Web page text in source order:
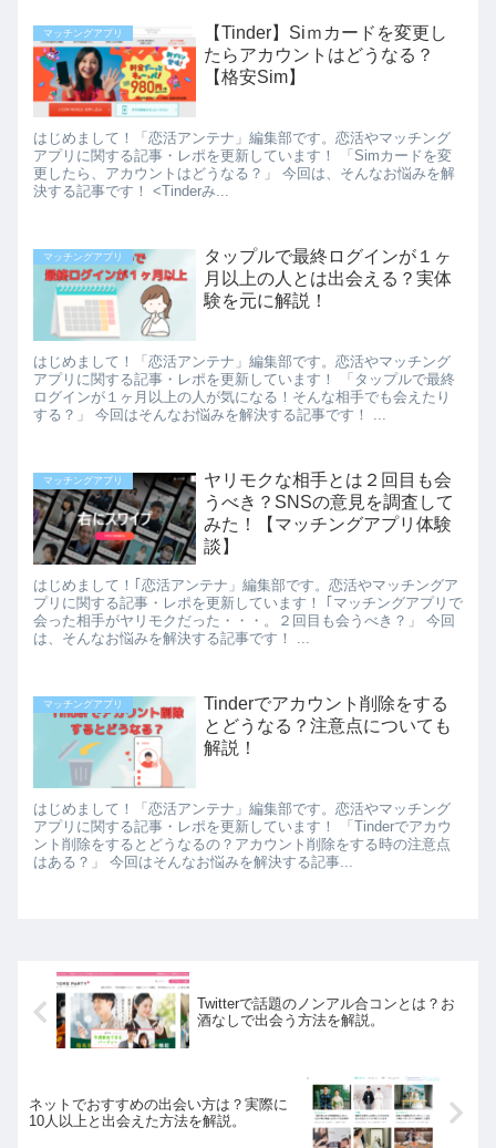
マッチングアプリ
【Tinder】Siｍカードを変更し
たらアカウントはどうなる？
【格安Sim】
はじめまして！「恋活アンテナ」編集部です。恋活やマッチング
アプリに関する記事・レポを更新しています！ 「Simカードを変
更したら、アカウントはどうなる？」 今回は、そんなお悩みを解
決する記事です！ <Tinderみ...
マッチングアプリ
タップルで最終ログインが１ヶ
月以上の人とは出会える？実体
験を元に解説！
はじめまして！「恋活アンテナ」編集部です。恋活やマッチング
アプリに関する記事・レポを更新しています！ 「タップルで最終
ログインが１ヶ月以上の人が気になる！そんな相手でも会えたり
する？」 今回はそんなお悩みを解決する記事です！ ...
マッチングアプリ
ヤリモクな相手とは２回目も会
うべき？SNSの意見を調査して
みた！【マッチングアプリ体験
談】
はじめまして！｢恋活アンテナ」編集部です。恋活やマッチングア
プリに関する記事・レポを更新しています！ ｢マッチングアプリで
会った相手がヤリモクだった・・・。２回目も会うべき？」 今回
は、そんなお悩みを解決する記事です！ ...
マッチングアプリ
Tinderでアカウント削除をする
とどうなる？注意点についても
解説！
はじめまして！「恋活アンテナ」編集部です。恋活やマッチング
アプリに関する記事・レポを更新しています！ 「Tinderでアカウ
ント削除をするとどうなるの？アカウント削除をする時の注意点
はある？」 今回はそんなお悩みを解決する記事...
Twitterで話題のノンアル合コンとは？お
酒なしで出会う方法を解説。
ネットでおすすめの出会い方は？実際に
10人以上と出会えた方法を解説。